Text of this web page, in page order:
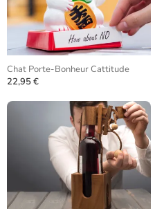
Chat Porte-Bonheur Cattitude
22,95 €